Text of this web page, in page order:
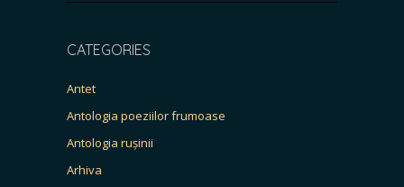
CATEGORIES
Antet
Antologia poeziilor frumoase
Antologia rușinii
Arhiva